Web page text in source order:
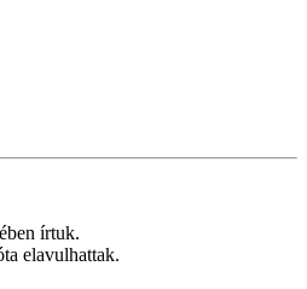
írtuk.
elavulhattak.